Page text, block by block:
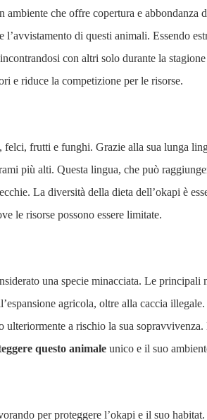
che offre copertura e abbondanza
di questi animali. Essendo
con altri solo durante la
e riduce la competizione per le risorse.
frutti e funghi. Grazie alla sua lunga
più alti. Questa lingua, che può
La diversità della dieta dell’okapi è
le risorse possono essere limitate.
una specie minacciata. Le principali
agricola, oltre alla caccia
a rischio la sua sopravvivenza.
questo animale unico e il suo
per proteggere l’okapi e il suo habitat.